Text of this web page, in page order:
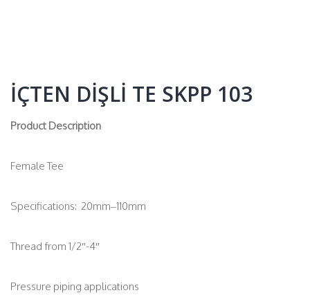
İÇTEN DİŞLİ TE SKPP 103
Product Description
Female Tee
Specifications: 20mm–110mm
Thread from 1/2″-4″
Pressure piping applications